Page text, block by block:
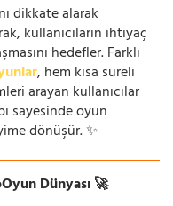
dikkate alarak
kullanıcıların ihtiyaç
hedefler. Farklı
, hem kısa süreli
arayan kullanıcılar
sayesinde oyun
dönüşür. ✨
Dünyası 🚀